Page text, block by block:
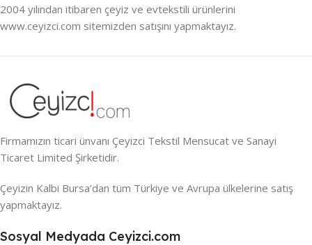
2004 yılından itibaren çeyiz ve evtekstili ürünlerini
www.ceyizci.com sitemizden satışını yapmaktayız.
Firmamızın ticari ünvanı Çeyizci Tekstil Mensucat ve Sanayi
Ticaret Limited Şirketidir.
Çeyizin Kalbi Bursa’dan tüm Türkiye ve Avrupa ülkelerine satış
yapmaktayız.
Sosyal Medyada Ceyizci.com